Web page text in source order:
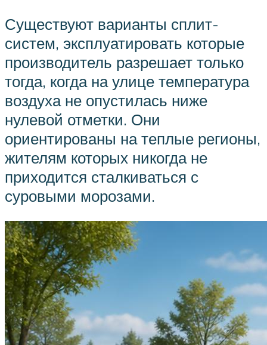
Существуют варианты сплит-
систем, эксплуатировать которые
производитель разрешает только
тогда, когда на улице температура
воздуха не опустилась ниже
нулевой отметки. Они
ориентированы на теплые регионы,
жителям которых никогда не
приходится сталкиваться с
суровыми морозами.